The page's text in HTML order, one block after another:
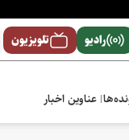
رادیو تلویزیون
عناوین اخبار